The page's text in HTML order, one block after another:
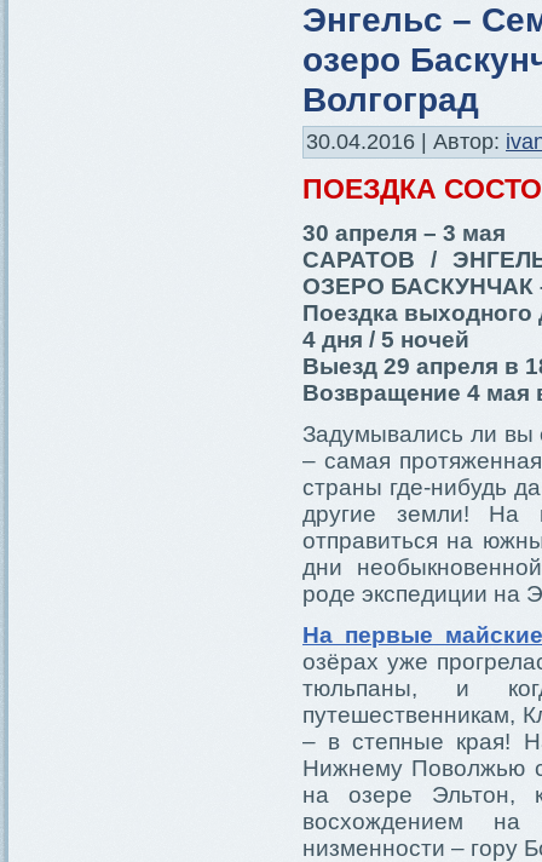
Энгельс –
озеро
Волгоград
30.04.2016 | Автор:
ПОЕЗДКА
30 апреля – 3 мая
САРАТОВ /
ОЗЕРО БАСКУНЧАК
Поездка выходного
4 дня / 5 ночей
Выезд 29 апреля в
Возвращение 4 мая
Задумывались ли вы
– самая
страны где-нибудь
другие земли! На
отправиться на
дни
роде экспедиции на
На первые
озёрах уже
тюльпаны, и
путешественникам,
– в степные края!
Нижнему Поволжью
на озере Эльтон,
восхождением на
низменности – гору